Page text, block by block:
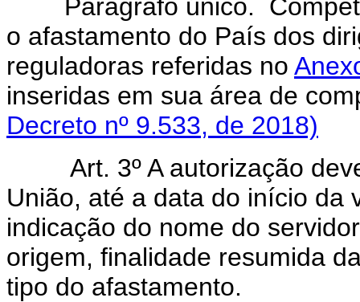
Parágrafo único.
o afastamento do País dos
reguladoras referidas no
inseridas em sua área
Decreto nº 9.533, de 2018)
Art. 3º A autorização
União, até a data do início da
indicação do nome do
origem, finalidade resumida
tipo do afastamento.